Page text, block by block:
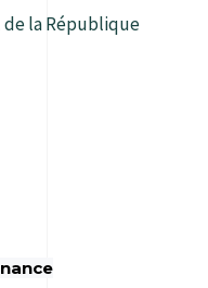
la République